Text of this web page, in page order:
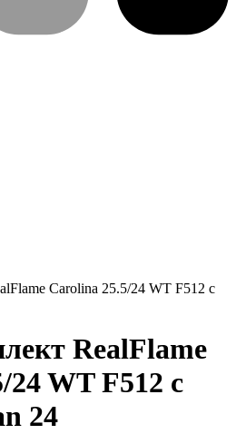
Carolina 25.5/24 WT F512 с
RealFlame
WT F512 с
24